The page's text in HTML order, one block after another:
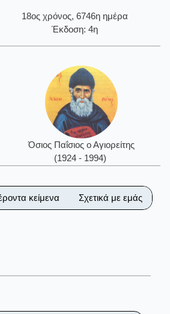
18ος χρόνος, 6746η ημέρα
Έκδοση: 4η
Όσιος Παΐσιος ο Αγιορείτης
(1924 - 1994)
κείμενα Σχετικά με εμάς